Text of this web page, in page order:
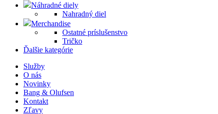
Náhradné diely
Nahradný diel
Merchandise
Ostatné príslušenstvo
Tričko
Ďalšie kategórie
Služby
O nás
Novinky
Bang & Olufsen
Kontakt
Zľavy